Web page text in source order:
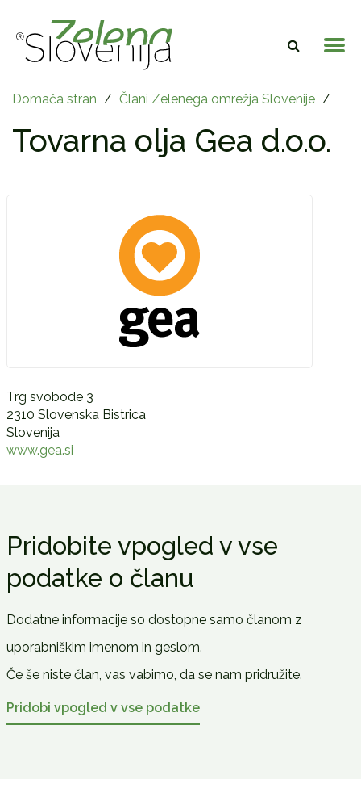
Domača stran / Člani Zelenega omrežja Slovenije /
Tovarna olja Gea d.o.o.
Trg svobode 3
2310 Slovenska Bistrica
Slovenija
www.gea.si
Pridobite vpogled v vse
podatke o članu
Dodatne informacije so dostopne samo članom z
uporabniškim imenom in geslom.
Če še niste član, vas vabimo, da se nam pridružite.
Pridobi vpogled v vse podatke